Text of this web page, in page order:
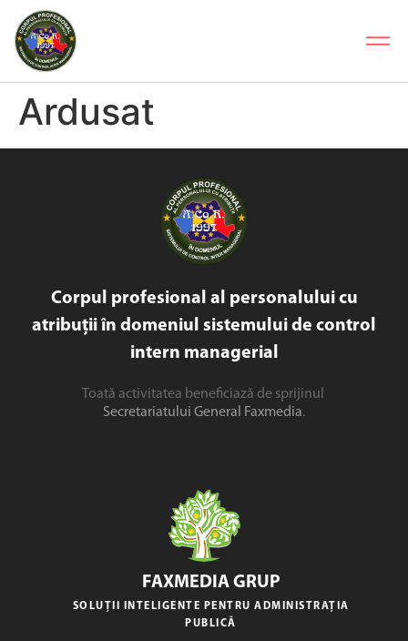
Ardusat
Corpul profesional al personalului cu
atribuții în domeniul sistemului de control
intern managerial
Toată activitatea beneficiază de sprijinul
Secretariatului General Faxmedia.
FAXMEDIA GRUP
SOLUȚII INTELIGENTE PENTRU ADMINISTRAȚIA
PUBLICĂ